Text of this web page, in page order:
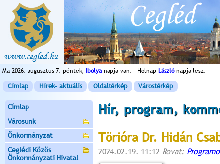
Ma 2026. augusztus 7. péntek, Ibolyanapja van. - Holnap Lászlónapja lesz.
Címlap Hírek- aktuális Oldaltérkép Várostérkép
Címlap
Városunk
Önkormányzat
Ceglédi Közös
Önkormányzati Hivatal
Hír, program,
Törióra Dr. Hidán
2024.02.19. 11:12 Rovat: